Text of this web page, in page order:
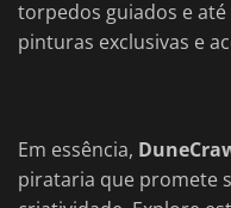
torpedos guiados e
pinturas exclusivas e
Em essência,
pirataria que promete